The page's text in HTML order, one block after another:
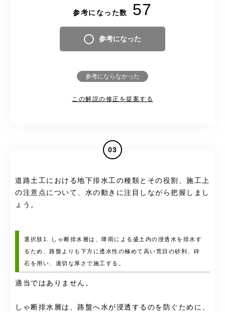
参考になった数 57
参考になった
参考にならなかった
この解説の修正を提案する
03
道路土工における地下排水工の種類とその役割、施工上
の注意点について、水の動きに注目しながら把握しまし
ょう。
選択肢1. しゃ断排水層は、降雨による盛土内の浸透水を排水す
るため、路盤よりも下方に透水性の極めて高い荒目の砂利、砕
石を用い、適切な厚さで施工する。
適当ではありません。
しゃ断排水層は、路盤へ水が浸透するのを防ぐために、